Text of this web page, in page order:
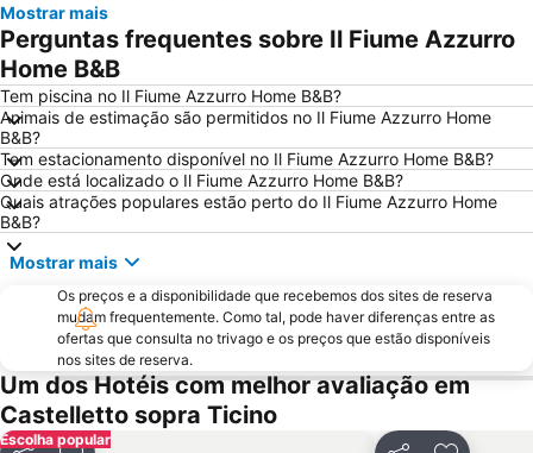
Teatro alla Scala
Cadorna – Triennale Metro Station
Porta Garibaldi
Porto Como
Lampugnano
FieraMilano
Museo del Duomo di Milano
Teatro Sociale Como
Garibaldi Metro Station
Teatro dal Verme
San Siro Ippodromo Metro Station
Bicocca
Via Montenapoleone
Castelo Sforzeco
Bovisa
Zara Metro Station
Isola
Moscova Metro Station
Duomo Metro Station
10 Corso Como
via Alessandro Manzoni
Lago di Lugano
Expo Milano
Sesto Marelli Metro Station
Mostrar mais
Perguntas frequentes sobre Il Fiume Azzurro
Home B&B
Tem piscina no Il Fiume Azzurro Home B&B?
Animais de estimação são permitidos no Il Fiume Azzurro Home
B&B?
Tem estacionamento disponível no Il Fiume Azzurro Home B&B?
Onde está localizado o Il Fiume Azzurro Home B&B?
Quais atrações populares estão perto do Il Fiume Azzurro Home
B&B?
Mostrar mais
Os preços e a disponibilidade que recebemos dos sites de reserva
mudam frequentemente. Como tal, pode haver diferenças entre as
ofertas que consulta no trivago e os preços que estão disponíveis
nos sites de reserva.
Um dos Hotéis com melhor avaliação em
Castelletto sopra Ticino
Escolha popular